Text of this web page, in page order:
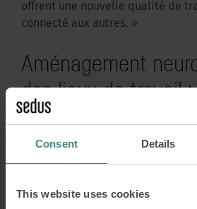
Consent Details
This website uses cookies
offrent une nouvelle qualité de
connecté aux autres. »
Aménagement
des lieux de travail
espaces pour les
chacun